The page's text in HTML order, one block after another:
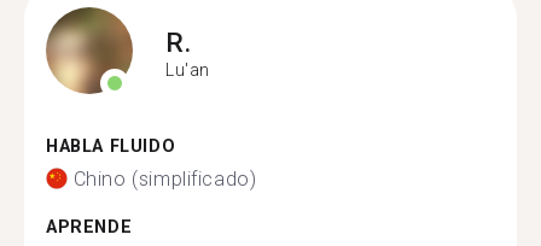
R.
Lu'an
HABLA FLUIDO
Chino (simplificado)
APRENDE